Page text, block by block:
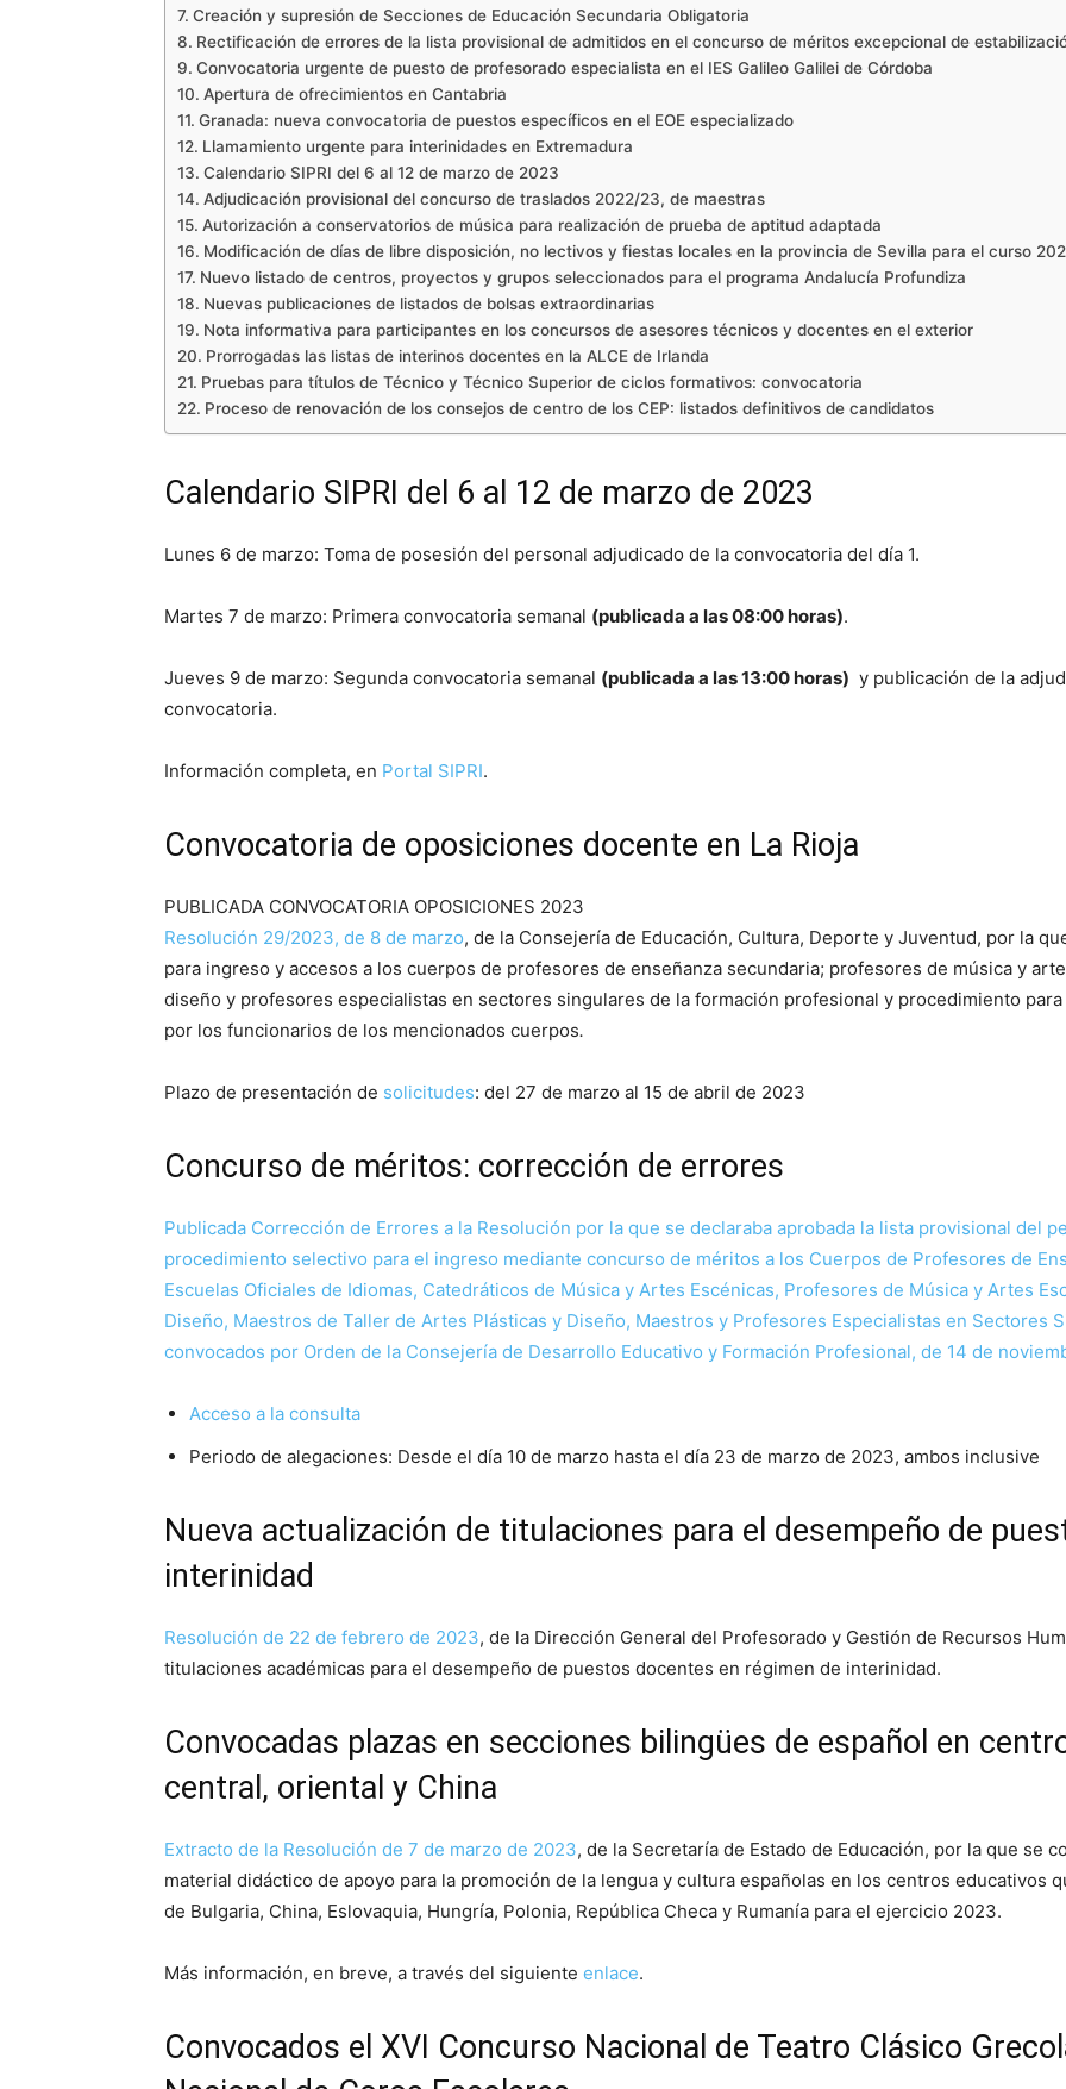
Creación y supresión de Secciones de Educación Secundaria Obligatoria
Rectificación de errores de la lista provisional de admitidos en el concurso de méritos excepcional de
Convocatoria urgente de puesto de profesorado especialista en el IES Galileo Galilei de Córdoba
Apertura de ofrecimientos en Cantabria
Granada: nueva convocatoria de puestos específicos en el EOE especializado
Llamamiento urgente para interinidades en Extremadura
Calendario SIPRI del 6 al 12 de marzo de 2023
Adjudicación provisional del concurso de traslados 2022/23, de maestras
Autorización a conservatorios de música para realización de prueba de aptitud adaptada
Modificación de días de libre disposición, no lectivos y fiestas locales en la provincia de Sevilla para el curso
Nuevo listado de centros, proyectos y grupos seleccionados para el programa Andalucía Profundiza
Nuevas publicaciones de listados de bolsas extraordinarias
Nota informativa para participantes en los concursos de asesores técnicos y docentes en el exterior
Prorrogadas las listas de interinos docentes en la ALCE de Irlanda
Pruebas para títulos de Técnico y Técnico Superior de ciclos formativos: convocatoria
Proceso de renovación de los consejos de centro de los CEP: listados definitivos de candidatos
Calendario SIPRI del 6 al 12 de marzo de 2023
Lunes 6 de marzo: Toma de posesión del personal adjudicado de la convocatoria del día 1.
Martes 7 de marzo: Primera convocatoria semanal (publicada a las 08:00 horas).
Jueves 9 de marzo: Segunda convocatoria semanal (publicada a las 13:00 horas) y publicación de la
convocatoria.
Información completa, en Portal SIPRI.
Convocatoria de oposiciones docente en La Rioja
PUBLICADA CONVOCATORIA OPOSICIONES 2023
Resolución 29/2023, de 8 de marzo, de la Consejería de Educación, Cultura, Deporte y Juventud, por la
para ingreso y accesos a los cuerpos de profesores de enseñanza secundaria; profesores de música y
diseño y profesores especialistas en sectores singulares de la formación profesional y procedimiento
por los funcionarios de los mencionados cuerpos.
Plazo de presentación de solicitudes: del 27 de marzo al 15 de abril de 2023
Concurso de méritos: corrección de errores
Publicada Corrección de Errores a la Resolución por la que se declaraba aprobada la lista provisional del
procedimiento selectivo para el ingreso mediante concurso de méritos a los Cuerpos de Profesores de
Escuelas Oficiales de Idiomas, Catedráticos de Música y Artes Escénicas, Profesores de Música y Artes
Diseño, Maestros de Taller de Artes Plásticas y Diseño, Maestros y Profesores Especialistas en Sectores
convocados por Orden de la Consejería de Desarrollo Educativo y Formación Profesional, de 14 de
Acceso a la consulta
Periodo de alegaciones: Desde el día 10 de marzo hasta el día 23 de marzo de 2023, ambos inclusive
Nueva actualización de titulaciones para el desempeño de
interinidad
Resolución de 22 de febrero de 2023, de la Dirección General del Profesorado y Gestión de Recursos
titulaciones académicas para el desempeño de puestos docentes en régimen de interinidad.
Convocadas plazas en secciones bilingües de español en
central, oriental y China
Extracto de la Resolución de 7 de marzo de 2023, de la Secretaría de Estado de Educación, por la que se
material didáctico de apoyo para la promoción de la lengua y cultura españolas en los centros educativos
de Bulgaria, China, Eslovaquia, Hungría, Polonia, República Checa y Rumanía para el ejercicio 2023.
Más información, en breve, a través del siguiente enlace.
Convocados el XVI Concurso Nacional de Teatro Clásico